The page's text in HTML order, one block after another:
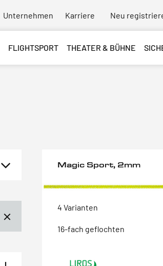
Unternehmen Karriere Neu
FLIGHTSPORT THEATER & BÜHNE
Magic Sport, 2mm
4 Varianten
16-fach geflochten